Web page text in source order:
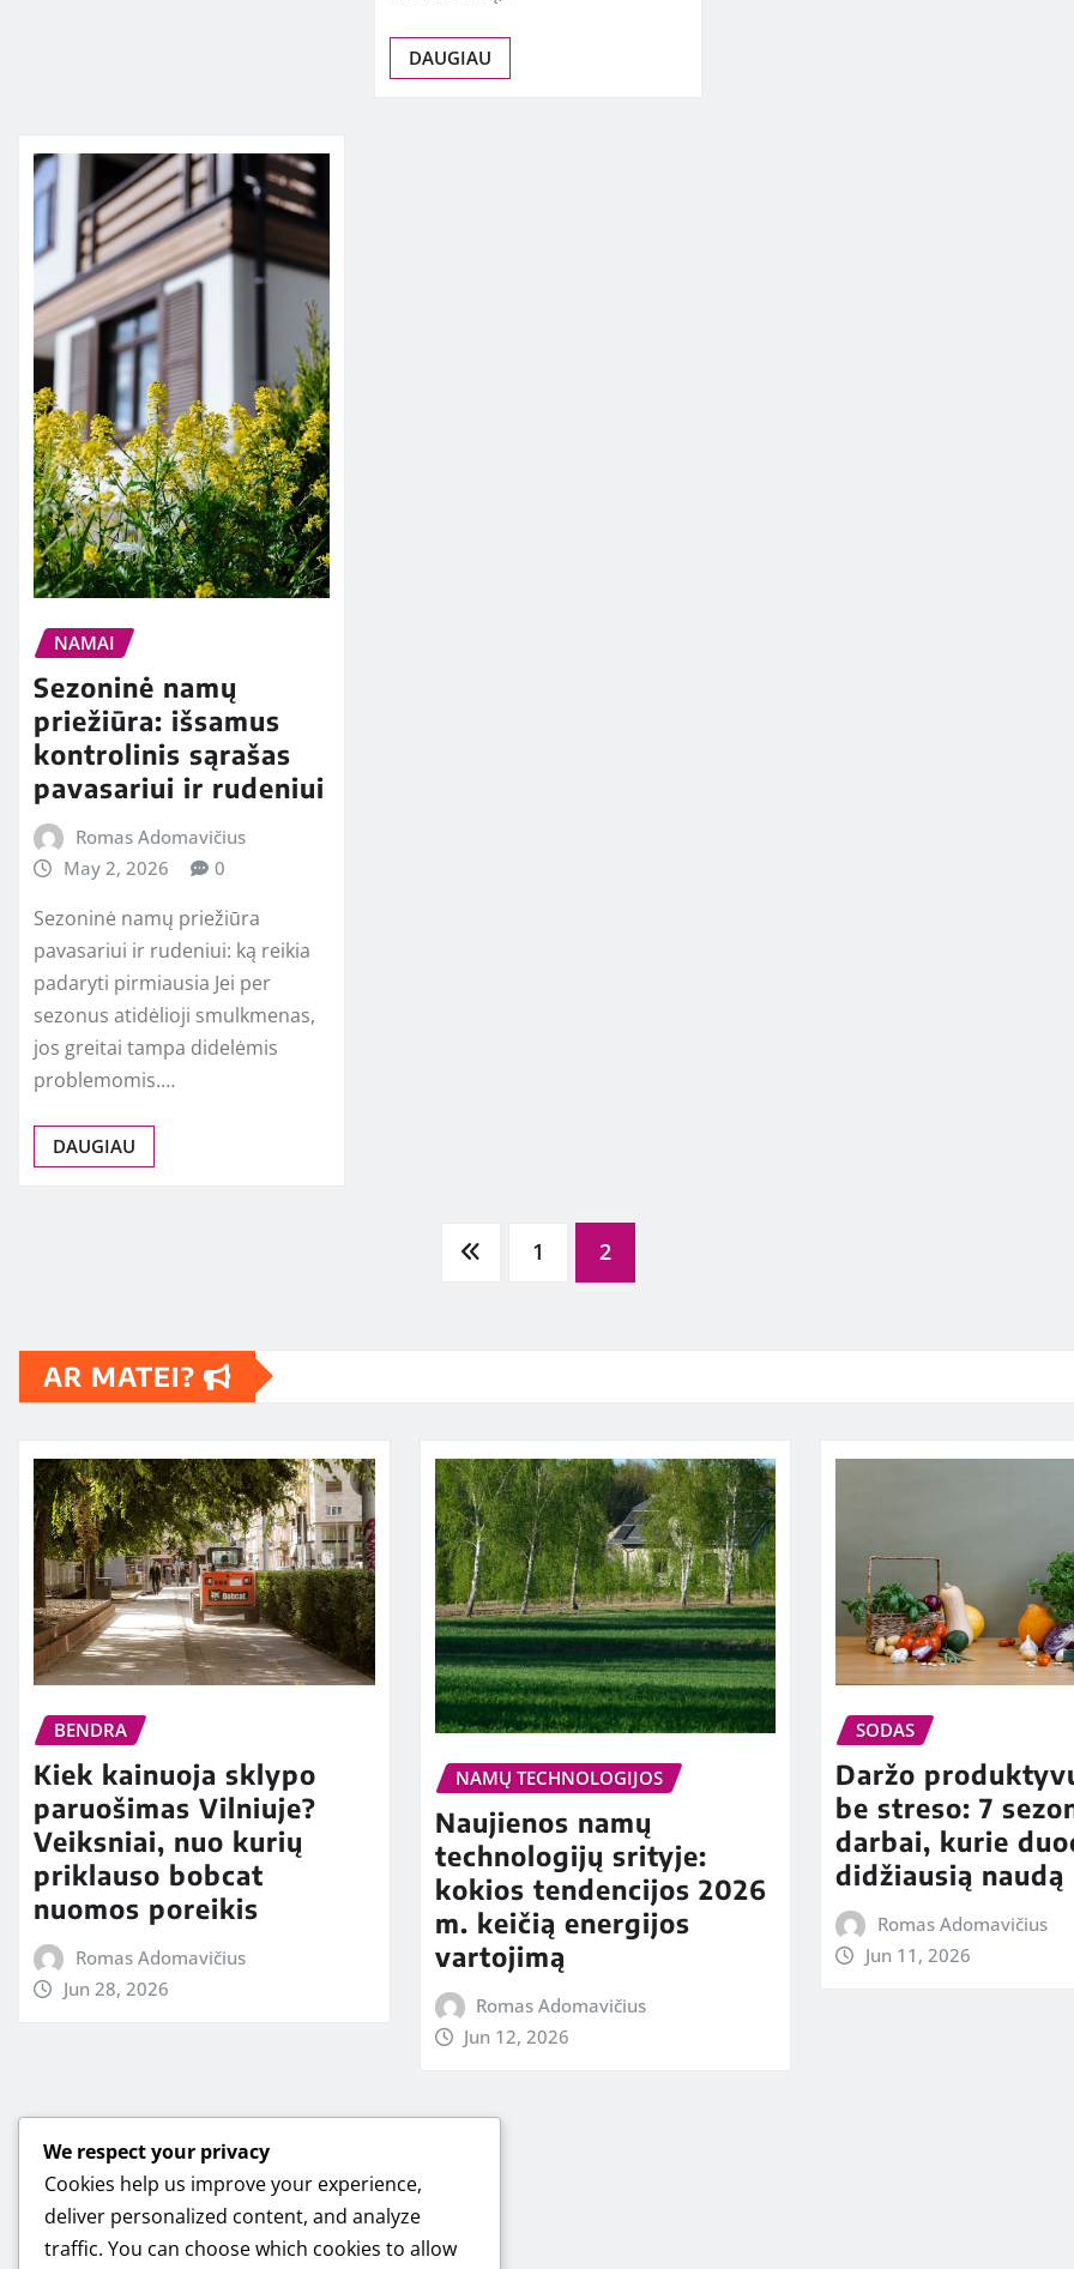
DAUGIAU
NAMAI
Sezoninė namų
priežiūra: išsamus
kontrolinis sąrašas
pavasariui ir rudeniui
Romas Adomavičius
May 2, 2026
0
Sezoninė namų priežiūra
pavasariui ir rudeniui: ką reikia
padaryti pirmiausia Jei per
sezonus atidėlioji smulkmenas,
jos greitai tampa didelėmis
problemomis.…
DAUGIAU
1 2
AR MATEI?
BENDRA
Kiek kainuoja sklypo
paruošimas Vilniuje?
Veiksniai, nuo kurių
priklauso bobcat
nuomos poreikis
Romas Adomavičius
Jun 28, 2026
NAMŲ TECHNOLOGIJOS
Naujienos namų
technologijų srityje:
kokios tendencijos 2026
m. keičią energijos
vartojimą
Romas Adomavičius
Jun 12, 2026
SODAS
Daržo
be streso: 7
darbai, kurie
didžiausią naudą
Romas Adomavičius
Jun 11, 2026
We respect your privacy
Cookies help us improve your experience,
deliver personalized content, and analyze
traffic. You can choose which cookies to allow